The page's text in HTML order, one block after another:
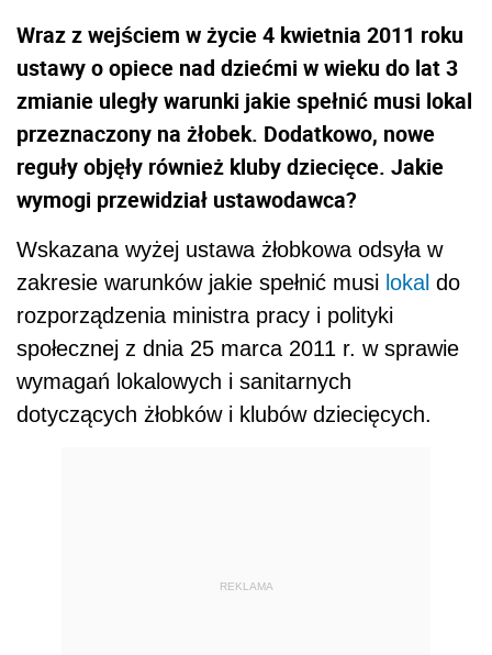
Wraz z wejściem w życie 4 kwietnia 2011 roku
ustawy o opiece nad dziećmi w wieku do lat 3
zmianie uległy warunki jakie spełnić musi lokal
przeznaczony na żłobek. Dodatkowo, nowe
reguły objęły również kluby dziecięce. Jakie
wymogi przewidział ustawodawca?
Wskazana wyżej ustawa żłobkowa odsyła w
zakresie warunków jakie spełnić musi lokal do
rozporządzenia ministra pracy i polityki
społecznej z dnia 25 marca 2011 r. w sprawie
wymagań lokalowych i sanitarnych
dotyczących żłobków i klubów dziecięcych.
REKLAMA